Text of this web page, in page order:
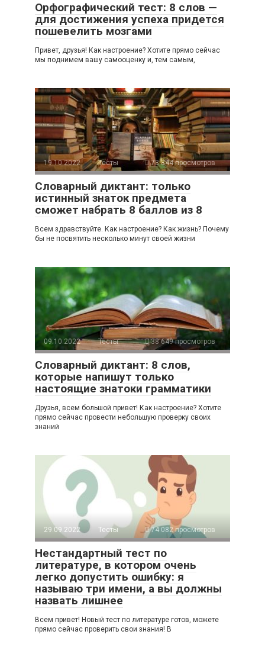
Орфографический тест: 8 слов —
для достижения успеха придется
пошевелить мозгами
Привет, друзья! Как настроение? Хотите прямо сейчас
мы поднимем вашу самооценку и, тем самым,
19.10.2022 Тесты 73 844 просмотров
Словарный диктант: только
истинный знаток предмета
сможет набрать 8 баллов из 8
Всем здравствуйте. Как настроение? Как жизнь? Почему
бы не посвятить несколько минут своей жизни
09.10.2022 Тесты 38 649 просмотров
Словарный диктант: 8 слов,
которые напишут только
настоящие знатоки грамматики
Друзья, всем большой привет! Как настроение? Хотите
прямо сейчас провести небольшую проверку своих
знаний
29.09.2022 Тесты 74 082 просмотров
Нестандартный тест по
литературе, в котором очень
легко допустить ошибку: я
называю три имени, а вы должны
назвать лишнее
Всем привет! Новый тест по литературе готов, можете
прямо сейчас проверить свои знания! В